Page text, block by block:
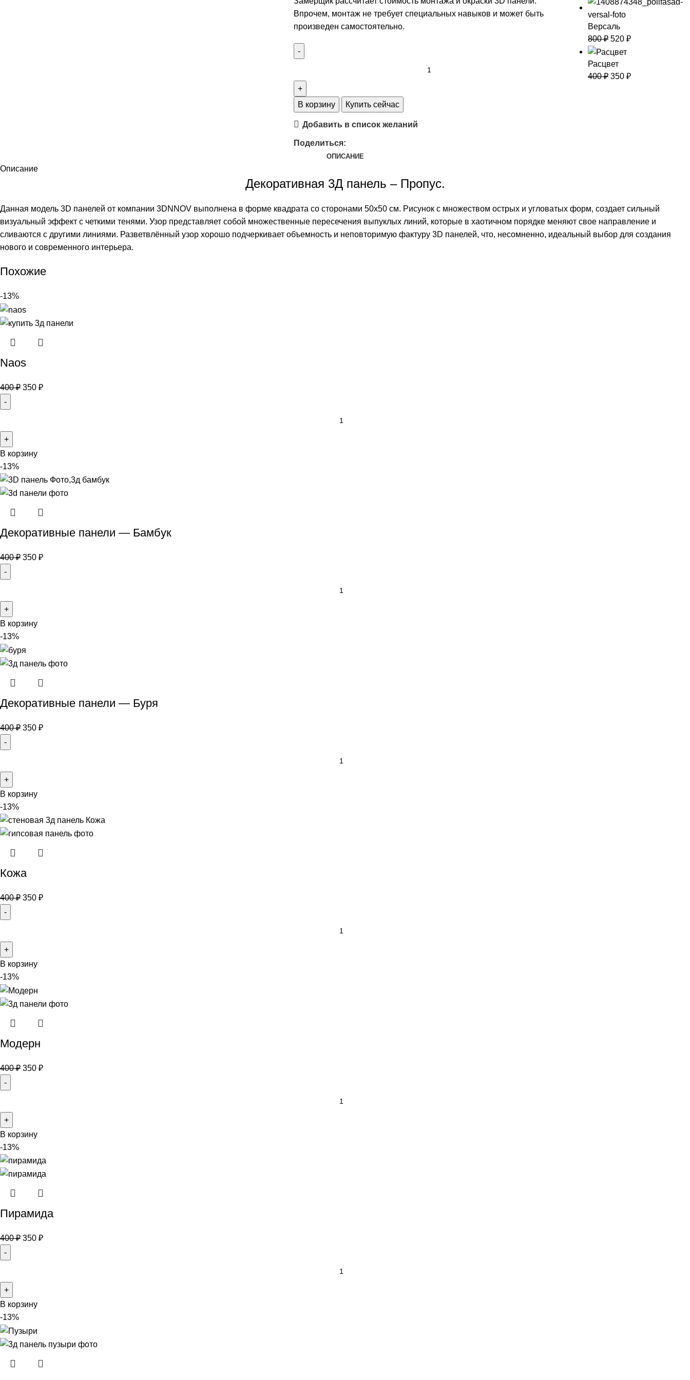
Впрочем, монтаж не требует специальных навыков и может быть
произведен самостоятельно.
В корзину Купить сейчас
Добавить в список желаний
Поделиться:
Версаль
800₽ 520 ₽
Расцвет
400₽ 350 ₽
ОПИСАНИЕ
Описание
Декоративная 3Д панель – Пропус.
Данная модель 3D панелей от компании 3DNNOV выполнена в форме квадрата со сторонами 50х50 см. Рисунок с множеством острых и угловатых форм, создает сильный
визуальный эффект с четкими тенями. Узор представляет собой множественные пересечения выпуклых линий, которые в хаотичном порядке меняют свое направление и
сливаются с другими линиями. Разветвлённый узор хорошо подчеркивает объемность и неповторимую фактуру 3D панелей, что, несомненно, идеальный выбор для создания
нового и современного интерьера.
Похожие
-13%
Naos
400₽ 350 ₽
В корзину
-13%
Декоративные панели — Бамбук
400₽ 350 ₽
В корзину
-13%
Декоративные панели — Буря
400₽ 350 ₽
В корзину
-13%
Кожа
400₽ 350 ₽
В корзину
-13%
Модерн
400₽ 350 ₽
В корзину
-13%
Пирамида
400₽ 350 ₽
В корзину
-13%